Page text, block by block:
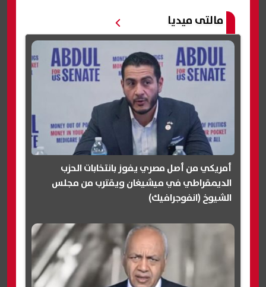
مالتى ميديا
أمريكي من أصل مصري يفوز بانتخابات الحزب
الديمقراطي في ميشيغان ويقترب من مجلس
الشيوخ (انفوجرافيك)